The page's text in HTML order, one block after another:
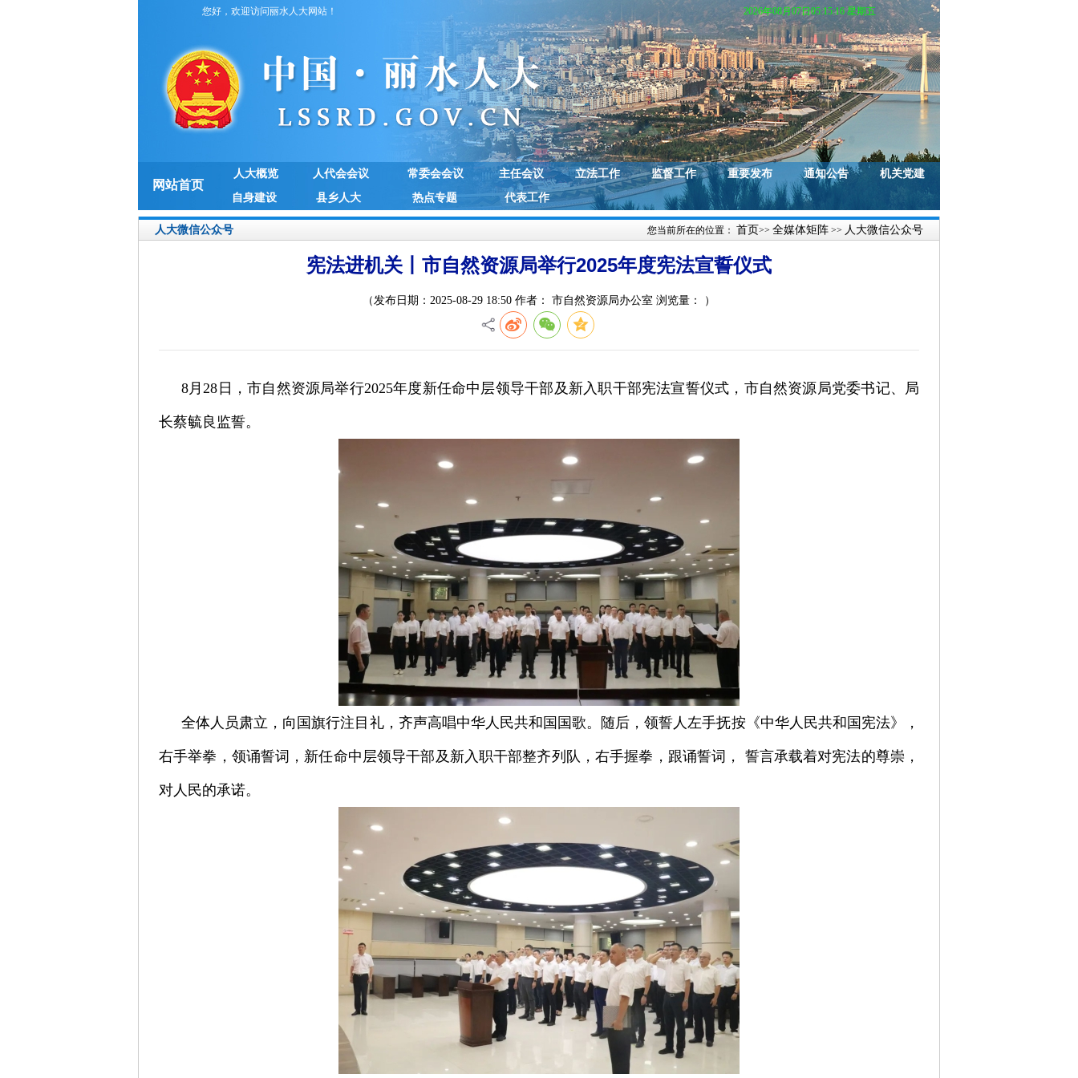
您好，欢迎访问丽水人大网站！ 2026年08月07日05:15:16 星期五
网站首页
人大概览 人代会会议 常委会会议 主任会议 立法工作 监督工作 重要发布 通知公告
机关党建
自身建设
县乡人大 热点专题 代表工作
人大微信公众号 您当前所在的位置： 首页>> 全媒体矩阵 >> 人大微信公众号
宪法进机关丨市自然资源局举行2025年度宪法宣誓仪式
（发布日期：2025-08-29 18:50 作者： 市自然资源局办公室 浏览量： ）
8月28日，市自然资源局举行2025年度新任命中层领导干部及新入职干部宪法宣誓仪式，市自然资源局党委书记、局
长蔡毓良监誓。
全体人员肃立，向国旗行注目礼，齐声高唱中华人民共和国国歌。随后，领誓人左手抚按《中华人民共和国宪法》，
右手举拳，领诵誓词，新任命中层领导干部及新入职干部整齐列队，右手握拳，跟诵誓词， 誓言承载着对宪法的尊崇，
对人民的承诺。